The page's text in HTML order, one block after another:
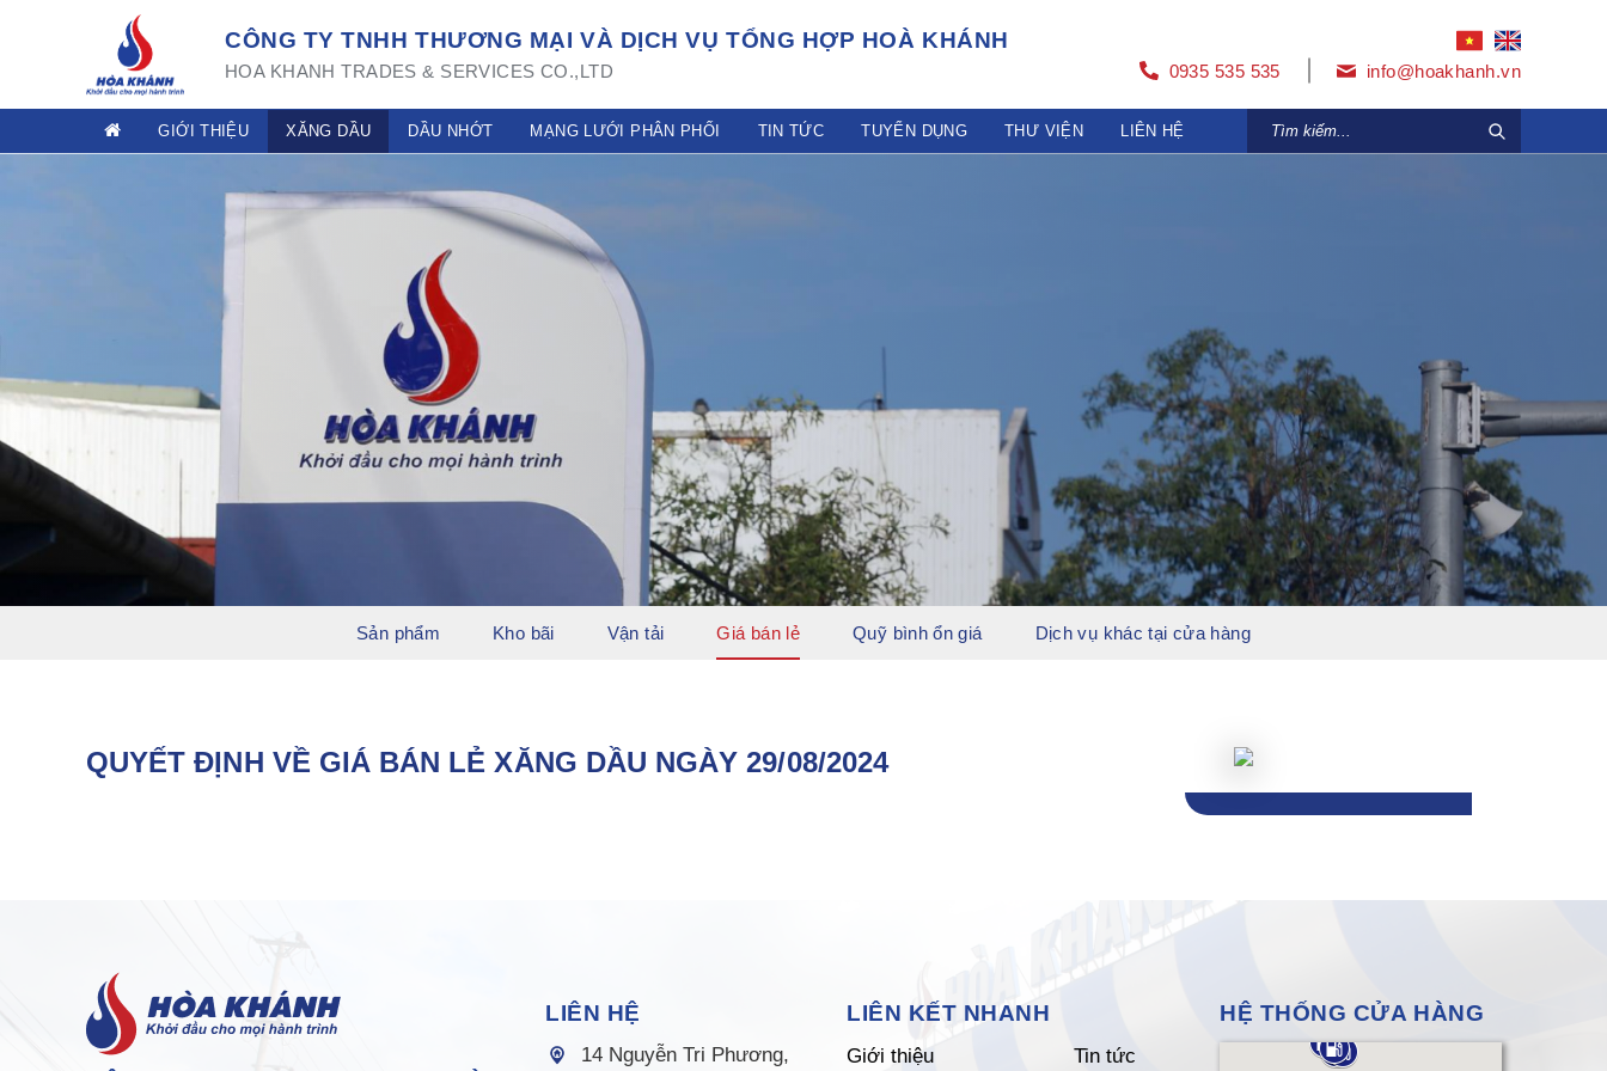
CÔNG TY TNHH THƯƠNG MẠI VÀ DỊCH VỤ TỔNG HỢP HOÀ KHÁNH
HOA KHANH TRADES & SERVICES CO.,LTD 0935 535 535 info@hoakhanh.vn
GIỚI THIỆU XĂNG DẦU DẦU NHỚT MẠNG LƯỚI PHÂN PHỐI TIN TỨC TUYỂN DỤNG THƯ VIỆN LIÊN HỆ
Sản phẩm Kho bãi Vận tải Giá bán lẻ Quỹ bình ổn giá Dịch vụ khác tại cửa hàng
QUYẾT ĐỊNH VỀ GIÁ BÁN LẺ XĂNG DẦU NGÀY 29/08/2024
LIÊN HỆ
14 Nguyễn Tri Phương,
LIÊN KẾT NHANH
Giới thiệu Tin tức
HỆ THỐNG CỬA HÀNG